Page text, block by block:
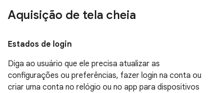
Aquisição de tela cheia
Estados de login
Diga ao usuário que ele precisa atualizar as
configurações ou preferências, fazer login na conta ou
criar uma conta no relógio ou no app para dispositivos